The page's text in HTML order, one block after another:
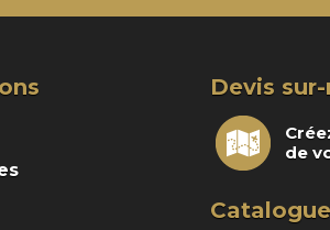
Devis
de
Catalogue